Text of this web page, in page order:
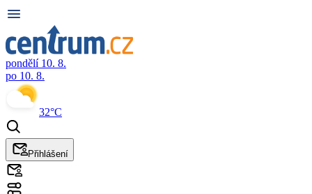
pondělí 10. 8.
po 10. 8.
32°C
Přihlášení